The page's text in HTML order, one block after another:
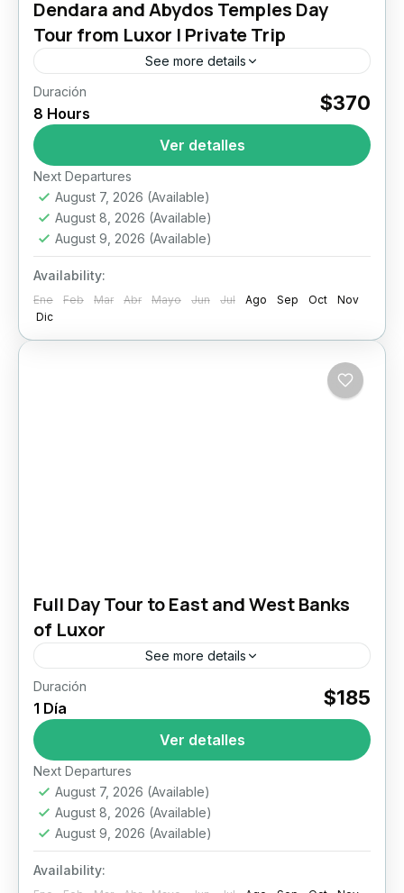
Dendara and Abydos Temples Day
Tour from Luxor | Private Trip
See more details
Dendara and Abydos
Dendara and Abydos Temples Day Tour from
Luxor Step beyond the most visited
monuments of Luxor and discover two of
Upper Egypt’s most extraordinary sacred...
Luxor
Duración
8 Hours $370
Ver detalles
Next Departures
August 7, 2026 (Available)
August 8, 2026 (Available)
August 9, 2026 (Available)
Availability:
Ene Feb Mar Abr Mayo Jun Jul Ago Sep Oct
Nov
Dic
Full Day Tour to East and West Banks
of Luxor
See more details
Luxor East
Full Day Tour to East and West Banks of Luxor
Private Luxor East and West Bank Tour – The
Ultimate One-Day Highlights Experience
Imagine standing...
Luxor
Duración
1 Día $185
Ver detalles
Next Departures
August 7, 2026 (Available)
August 8, 2026 (Available)
August 9, 2026 (Available)
Availability: